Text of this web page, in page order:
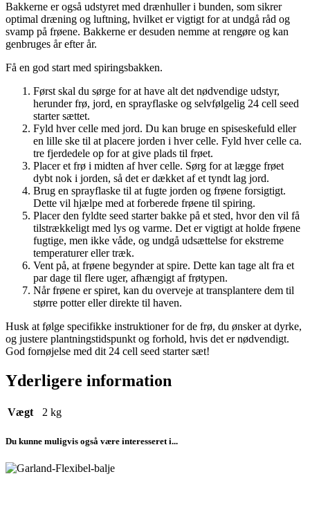
Bakkerne er også udstyret med drænhuller i bunden, som sikrer
optimal dræning og luftning, hvilket er vigtigt for at undgå råd og
svamp på frøene. Bakkerne er desuden nemme at rengøre og kan
genbruges år efter år.
Få en god start med spiringsbakken.
Først skal du sørge for at have alt det nødvendige udstyr,
herunder frø, jord, en sprayflaske og selvfølgelig 24 cell seed
starter sættet.
Fyld hver celle med jord. Du kan bruge en spiseskefuld eller
en lille ske til at placere jorden i hver celle. Fyld hver celle ca.
tre fjerdedele op for at give plads til frøet.
Placer et frø i midten af hver celle. Sørg for at lægge frøet
dybt nok i jorden, så det er dækket af et tyndt lag jord.
Brug en sprayflaske til at fugte jorden og frøene forsigtigt.
Dette vil hjælpe med at forberede frøene til spiring.
Placer den fyldte seed starter bakke på et sted, hvor den vil få
tilstrækkeligt med lys og varme. Det er vigtigt at holde frøene
fugtige, men ikke våde, og undgå udsættelse for ekstreme
temperaturer eller træk.
Vent på, at frøene begynder at spire. Dette kan tage alt fra et
par dage til flere uger, afhængigt af frøtypen.
Når frøene er spiret, kan du overveje at transplantere dem til
større potter eller direkte til haven.
Husk at følge specifikke instruktioner for de frø, du ønsker at dyrke,
og justere plantningstidspunkt og forhold, hvis det er nødvendigt.
God fornøjelse med dit 24 cell seed starter sæt!
Yderligere information
Vægt 2 kg
Du kunne muligvis også være interesseret i...